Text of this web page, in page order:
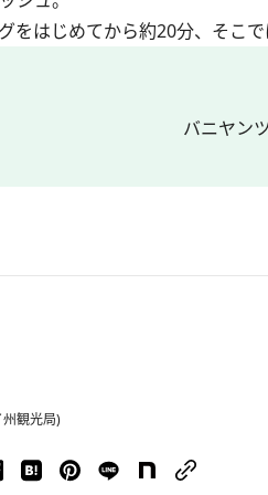
をはじめてから約20分、そこ
バニヤン
観光局)